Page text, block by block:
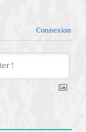
Connexion